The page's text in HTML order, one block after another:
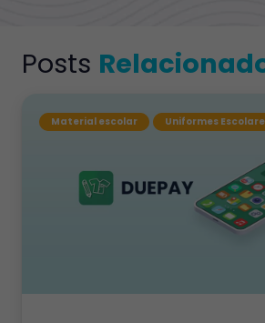
Posts
Material escolar Uniformes